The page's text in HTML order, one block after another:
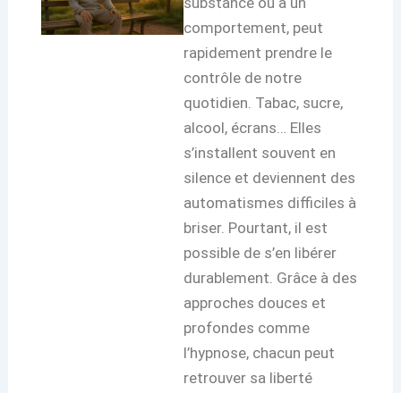
comportement, peut
rapidement prendre le
contrôle de notre
quotidien. Tabac, sucre,
alcool, écrans… Elles
s’installent souvent en
silence et deviennent des
automatismes difficiles à
briser. Pourtant, il est
possible de s’en libérer
durablement. Grâce à des
approches douces et
profondes comme
l’hypnose, chacun peut
retrouver sa liberté